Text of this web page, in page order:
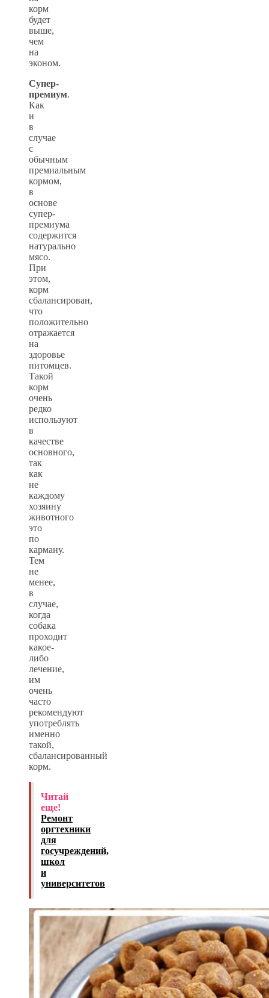
корм
будет
выше,
чем
на
эконом.
Супер-
премиум.
Как
и
в
случае
с
обычным
премиальным
кормом,
в
основе
супер-
премиума
содержится
натурально
мясо.
При
этом,
корм
сбалансирован,
что
положительно
отражается
на
здоровье
питомцев.
Такой
корм
очень
редко
используют
в
качестве
основного,
так
как
не
каждому
хозяину
животного
это
по
карману.
Тем
не
менее,
в
случае,
когда
собака
проходит
какое-
либо
лечение,
им
очень
часто
рекомендуют
употреблять
именно
такой,
сбалансированный
корм.
Читай
еще!
Ремонт
оргтехники
для
госучреждений,
школ
и
университетов